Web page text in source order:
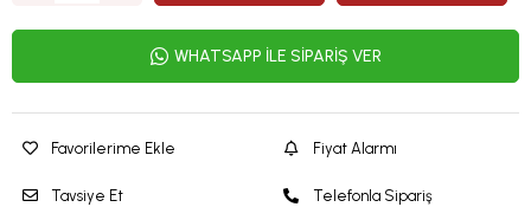
WHATSAPP İLE SİPARİŞ VER
Favorilerime Ekle
Tavsiye Et
Fiyat Alarmı
Telefonla Sipariş